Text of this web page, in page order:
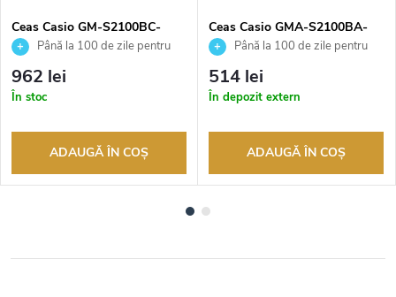
Ceas Casio GM-S2100BC-
1AERPână la 100 de zile pentru
returnarea bunurilor. Vânzător
autorizat
962 lei
În stoc
ADAUGĂ ÎN COŞ
Ceas Casio GMA-S2100BA-
2A2ERPână la 100 de zile pentru
returnarea bunurilor. Vânzător
autorizat
514 lei
În depozit extern
ADAUGĂ ÎN COŞ